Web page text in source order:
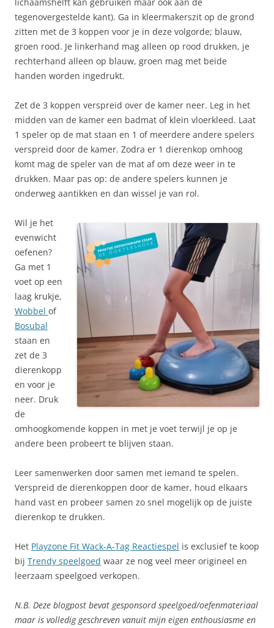
tegenovergestelde kant). Ga in kleermakerszit op de grond
zitten met de 3 koppen voor je in deze volgorde; blauw,
groen rood. Je linkerhand mag alleen op rood drukken, je
rechterhand alleen op blauw, groen mag met beide
handen worden ingedrukt.
Zet de 3 koppen verspreid over de kamer neer. Leg in het
midden van de kamer een badmat of klein vloerkleed. Laat
1 speler op de mat staan en 1 of meerdere andere spelers
verspreid door de kamer. Zodra er 1 dierenkop omhoog
komt mag de speler van de mat af om deze weer in te
drukken. Maar pas op: de andere spelers kunnen je
onderweg aantikken en dan wissel je van rol.
Wil je het
evenwicht
oefenen?
Ga met 1
voet op een
laag krukje,
Wobbel of
Bosubal
staan en
zet de 3
dierenkopp
en voor je
neer. Druk
de
omhoogkomende koppen in met je voet terwijl je op je
andere been probeert te blijven staan.
Leer samenwerken door samen met iemand te spelen.
Verspreid de dierenkoppen door de kamer, houd elkaars
hand vast en probeer samen zo snel mogelijk op de juiste
dierenkop te drukken.
Het Playzone Fit Wack-A-Tag Reactiespel is exclusief te koop
bij Trendy speelgoed waar ze nog veel meer origineel en
leerzaam speelgoed verkopen.
N.B. Deze blogpost bevat gesponsord speelgoed/oefenmateriaal
maar is volledig geschreven vanuit mijn eigen enthousiasme en